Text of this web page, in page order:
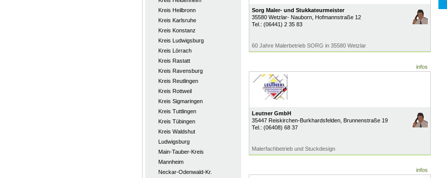
Kreis Heilbronn
Kreis Karlsruhe
Kreis Konstanz
Kreis Ludwigsburg
Kreis Lörrach
Kreis Rastatt
Kreis Ravensburg
Kreis Reutlingen
Kreis Rottweil
Kreis Sigmaringen
Kreis Tuttlingen
Kreis Tübingen
Kreis Waldshut
Ludwigsburg
Main-Tauber-Kreis
Mannheim
Neckar-Odenwald-Kr.
Sorg Maler- und Stukkateurmeister
35580 Wetzlar- Nauborn, Hofmannstraße 12
Tel.: (06441) 2 35 83
60 Jahre Malerbetrieb SORG in 35580 Wetzlar
infos
Leutner GmbH
35447 Reiskirchen-Burkhardsfelden, Brunnenstraße 19
Tel.: (06408) 68 37
Malerfachbetrieb und Stuckdesign
infos